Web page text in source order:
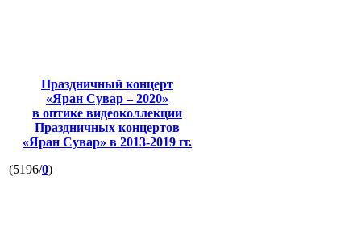
Праздничный концерт
«Яран Сувар – 2020»
в оптике видеоколлекции
Праздничных концертов
«Яран Сувар» в 2013-2019 гг.
(5196/0)